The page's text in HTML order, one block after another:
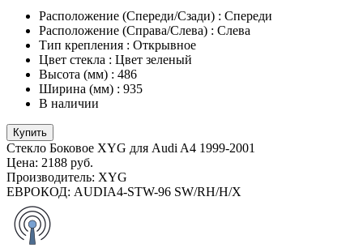
Расположение (Спереди/Сзади) : Спереди
Расположение (Справа/Слева) : Слева
Тип крепления : Открывное
Цвет стекла : Цвет зеленый
Высота (мм) : 486
Ширина (мм) : 935
В наличии
Купить
Стекло Боковое XYG для Audi A4 1999-2001
Цена: 2188 руб.
Производитель: XYG
ЕВРОКОД: AUDIA4-STW-96 SW/RH/H/X